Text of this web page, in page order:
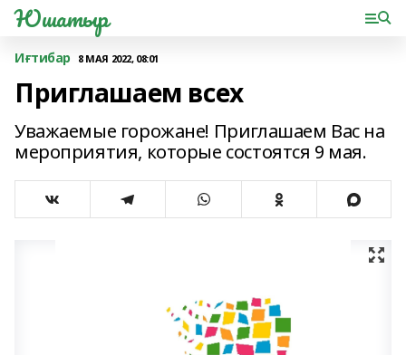
Юшатыр
Иғтибар 8 МАЯ 2022, 08:01
Приглашаем всех
Уважаемые горожане! Приглашаем Вас на
мероприятия, которые состоятся 9 мая.